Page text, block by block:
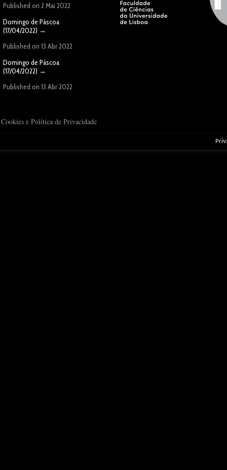
Published on 2 Mai 2022
Domingo de Páscoa
(17/04/2022) →
Published on 13 Abr 2022
Domingo de Páscoa
(17/04/2022) →
Published on 13 Abr 2022
Cookies e Política de Privacidade